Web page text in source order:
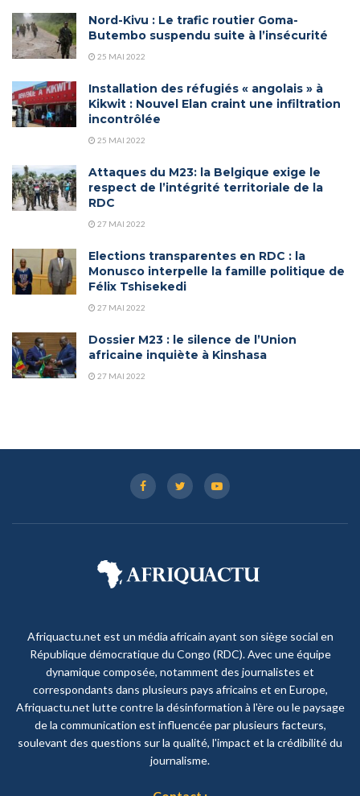
Nord-Kivu : Le trafic routier Goma-
Butembo suspendu suite à l’insécurité
25 MAI 2022
Installation des réfugiés « angolais » à
Kikwit : Nouvel Elan craint une infiltration
incontrôlée
25 MAI 2022
Attaques du M23: la Belgique exige le
respect de l’intégrité territoriale de la
RDC
27 MAI 2022
Elections transparentes en RDC : la
Monusco interpelle la famille politique de
Félix Tshisekedi
27 MAI 2022
Dossier M23 : le silence de l’Union
africaine inquiète à Kinshasa
27 MAI 2022
Afriquactu.net est un média africain ayant son siège social en
République démocratique du Congo (RDC). Avec une équipe
dynamique composée, notamment des journalistes et
correspondants dans plusieurs pays africains et en Europe,
Afriquactu.net lutte contre la désinformation à l'ère ou le paysage
de la communication est influencée par plusieurs facteurs,
soulevant des questions sur la qualité, l'impact et la crédibilité du
journalisme.